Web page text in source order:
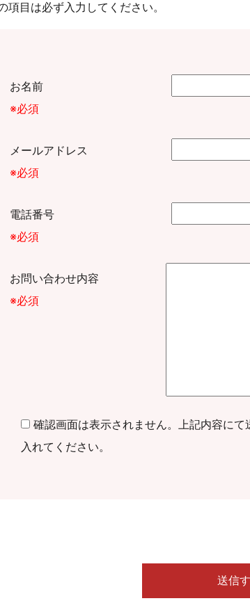
項目は必ず入力してください。
お名前
※必須
メールアドレス
※必須
電話番号
※必須
お問い合わせ内容
※必須
確認画面は表示されません。上記内容に
入れてください。